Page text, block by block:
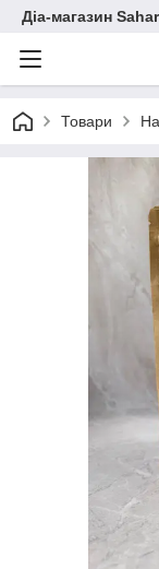
Діа-магазин
Товари